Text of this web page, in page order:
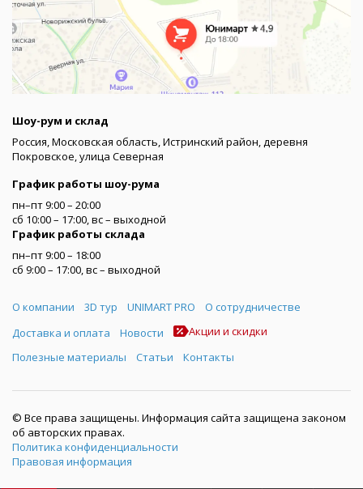
Шоу-рум и склад
Россия, Московская область, Истринский район, деревня
Покровское, улица Северная
График работы шоу-рума
пн–пт 9:00 – 20:00
сб 10:00 – 17:00, вс – выходной
График работы склада
пн–пт 9:00 – 18:00
сб 9:00 – 17:00, вс – выходной
Меню
О компании 3D тур UNIMART PRO
О сотрудничестве
Доставка и оплата
Новости
Акции и скидки
Полезные материалы
Статьи Контакты
© Все права защищены. Информация сайта защищена законом
об авторских правах.
Политика конфиденциальности
Правовая информация